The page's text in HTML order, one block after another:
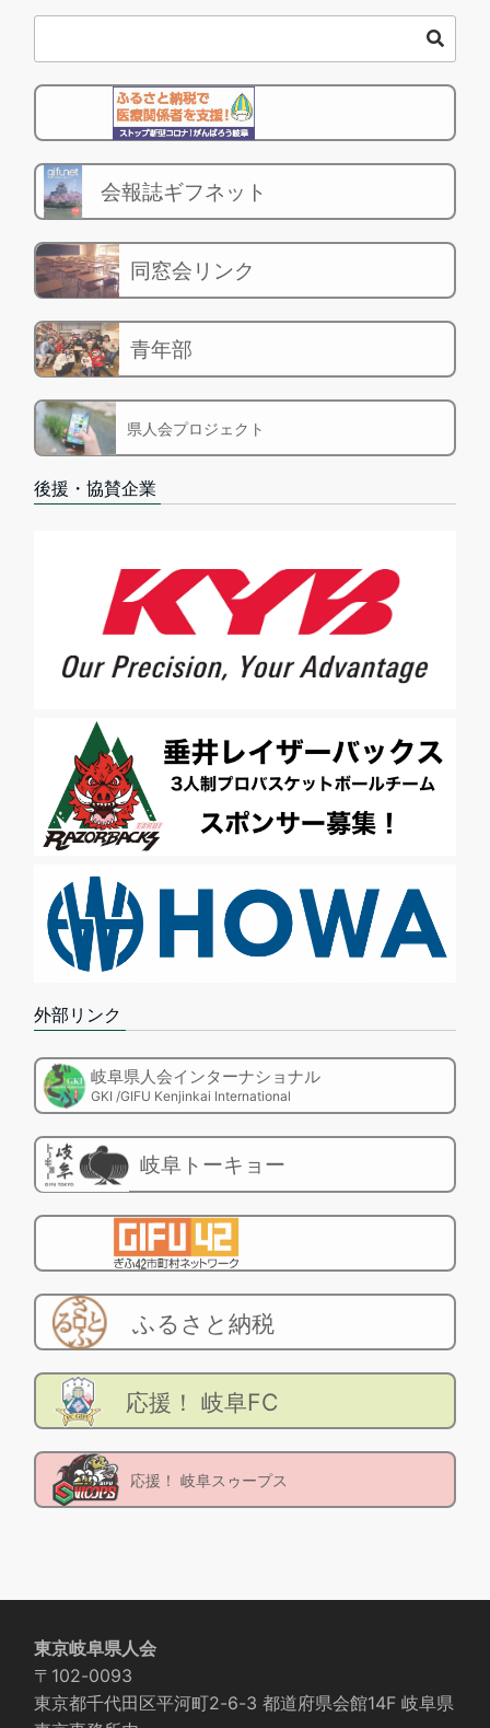
会報誌ギフネット
同窓会リンク
青年部
県人会プロジェクト
後援・協賛企業
外部リンク
岐阜県人会インターナショナル
GKI /GIFU Kenjinkai International
岐阜トーキョー
ふるさと納税
応援！ 岐阜FC
応援！ 岐阜スゥープス
東京岐阜県人会
〒102-0093
東京都千代田区平河町2-6-3 都道府県会館14F 岐阜県